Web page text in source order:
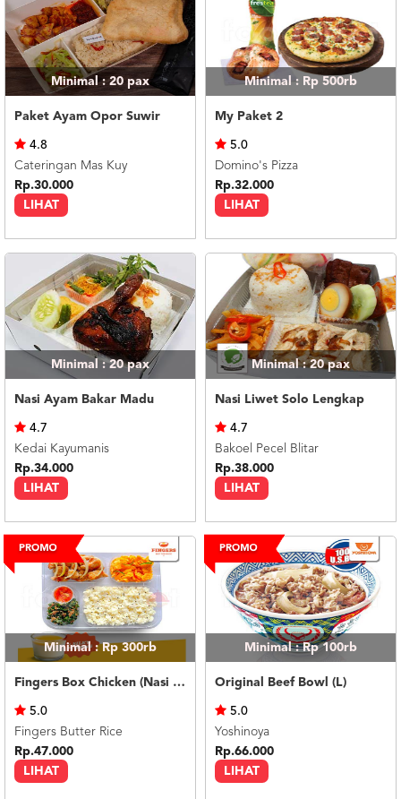
CENTER
021
5091
3494
LOGIN
DAFTARMinimal : 20pax
Paket Ayam Opor Suwir
LIHAT
4.8
Cateringan Mas Kuy
Rp.30.000
Minimal : Rp 500rb
My Paket 2
LIHAT
5.0
Domino's Pizza
Rp.32.000
Minimal : 20pax
Nasi Ayam Bakar Madu
LIHAT
4.7
Kedai Kayumanis
Rp.34.000
Minimal : 20pax
Nasi Liwet Solo Lengkap
LIHAT
4.7
Bakoel Pecel Blitar
Rp.38.000
Minimal : Rp 300rb
Fingers Box Chicken (Nasi Putih) Silky Pudding
LIHAT
5.0
Fingers Butter Rice
Rp.47.000
Minimal : Rp 100rb
Original Beef Bowl (L)
LIHAT
5.0
Yoshinoya
Rp.66.000